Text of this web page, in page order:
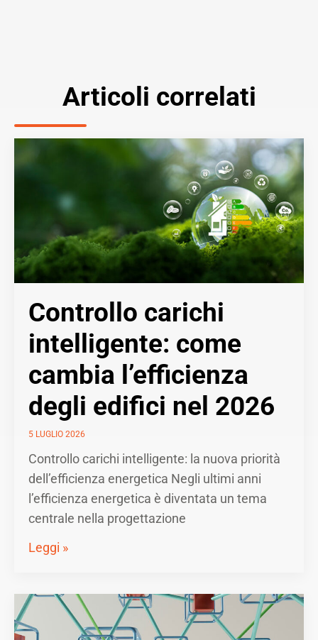
Articoli correlati
Controllo carichi
intelligente: come
cambia l’efficienza
degli edifici nel 2026
5 LUGLIO 2026
Controllo carichi intelligente: la nuova priorità
dell’efficienza energetica Negli ultimi anni
l’efficienza energetica è diventata un tema
centrale nella progettazione
Leggi »